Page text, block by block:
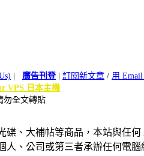
廣告刊登| 訂閱新文章 / 用
VPS 日本主機
勿全文轉貼
碟、大補帖等商品，本站與任何
人、公司或第三者承辦任何電